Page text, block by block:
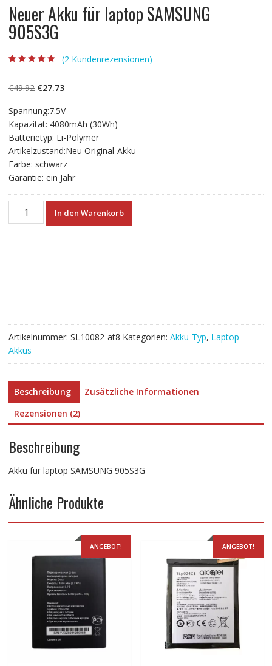
Neuer Akku für laptop SAMSUNG
905S3G
basierend auf
Kundenbewertun
(2 Kundenrezensionen)
€49.92 Ursprünglicher
war:
€49.92
€27.73Aktueller
ist:
€27.73.
Spannung:7.5V
Kapazität: 4080mAh (30Wh)
Batterietyp: Li-Polymer
Artikelzustand:Neu Original-Akku
Farbe: schwarz
Garantie: ein Jahr
Neuer
In den Warenkorb
Artikelnummer: SL10082-at8 Kategorien: Akku-Typ, Laptop-
Akkus
Beschreibung
Zusätzliche Informationen
Rezensionen (2)
Beschreibung
Akku für laptop SAMSUNG 905S3G
Ähnliche Produkte
ANGEBOT! ANGEBOT!